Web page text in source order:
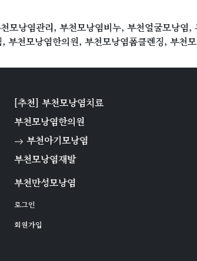
낭염관리, 부천모낭염비누, 부천얼굴모낭
부천모낭염한의원, 부천모낭염폼클렌징, 부천
[추천] 부천모낭염치료
부천모낭염한의원
부천아기모낭염
부천모낭염재발
부천만성모낭염
로그인
회원가입